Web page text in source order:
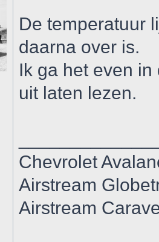
De temperatuur
daarna over is.
Ik ga het even
uit laten lezen.
Chevrolet
Airstream
Airstream